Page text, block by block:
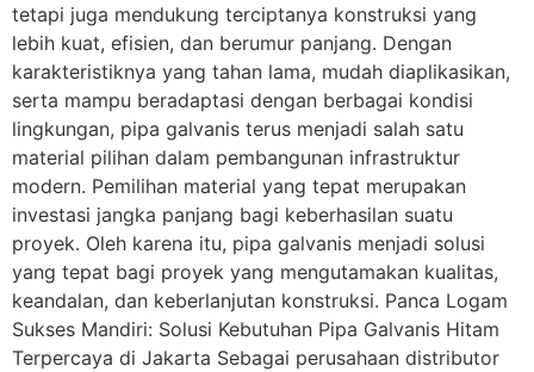
tetapi juga mendukung terciptanya konstruksi yang
lebih kuat, efisien, dan berumur panjang. Dengan
karakteristiknya yang tahan lama, mudah diaplikasikan,
serta mampu beradaptasi dengan berbagai kondisi
lingkungan, pipa galvanis terus menjadi salah satu
material pilihan dalam pembangunan infrastruktur
modern. Pemilihan material yang tepat merupakan
investasi jangka panjang bagi keberhasilan suatu
proyek. Oleh karena itu, pipa galvanis menjadi solusi
yang tepat bagi proyek yang mengutamakan kualitas,
keandalan, dan keberlanjutan konstruksi. Panca Logam
Sukses Mandiri: Solusi Kebutuhan Pipa Galvanis Hitam
Terpercaya di Jakarta Sebagai perusahaan distributor